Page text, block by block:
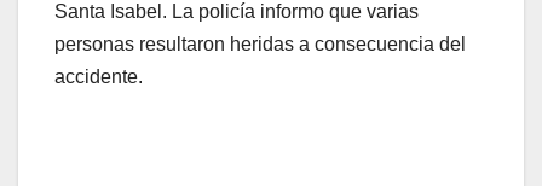
Santa Isabel. La policía informo que varias
personas resultaron heridas a consecuencia del
accidente.